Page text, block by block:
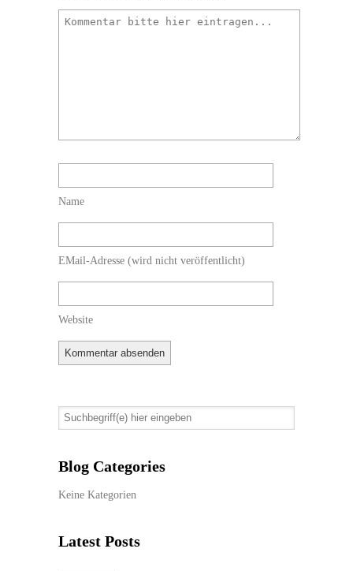
Name
EMail-Adresse (wird nicht veröffentlicht)
Website
Blog Categories
Keine Kategorien
Latest Posts